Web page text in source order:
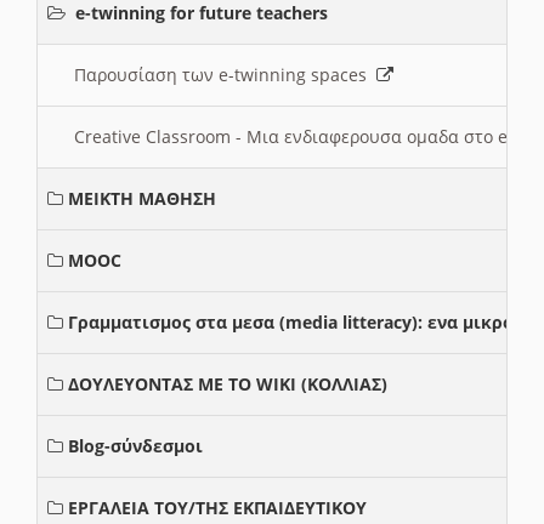
e-twinning for future teachers
Παρουσίαση των e-twinning spaces
Creative Classroom - Μια ενδιαφερουσα ομαδα στο e-
ΜΕΙΚΤΗ ΜΑΘΗΣΗ
MOOC
Γραμματισμος στα μεσα (media litteracy): ενα μικρο
ΔΟΥΛΕΥΟΝΤΑΣ ΜΕ ΤΟ WIKI (ΚΟΛΛΙΑΣ)
Blog-σύνδεσμοι
ΕΡΓΑΛΕΙΑ ΤΟΥ/ΤΗΣ ΕΚΠΑΙΔΕΥΤΙΚΟΥ